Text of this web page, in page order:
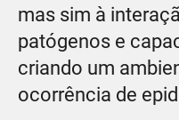
mas sim à
patógenos e
criando um
ocorrência de